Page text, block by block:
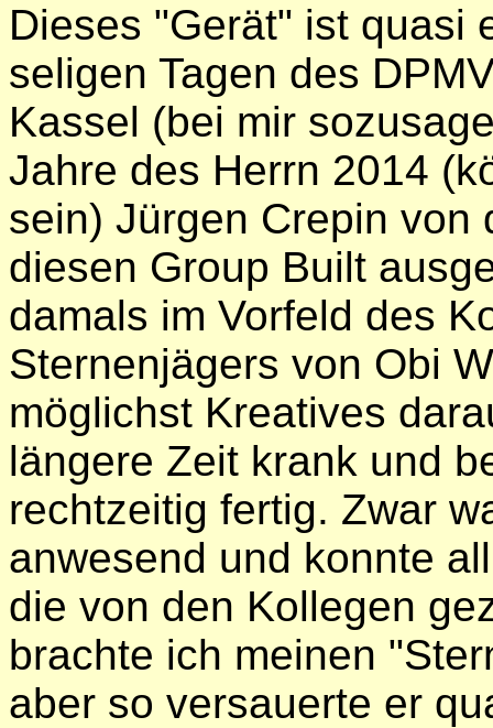
Dieses "Gerät" ist quasi
seligen Tagen des
Kassel (bei mir
Jahre des Herrn 2014
sein) Jürgen Crepin von
diesen Group Built
damals im Vorfeld des
Sternenjägers von Obi
möglichst Kreatives
längere Zeit krank und
rechtzeitig fertig. Zwar
anwesend und konnte
die von den Kollegen
brachte ich meinen
aber so versauerte er